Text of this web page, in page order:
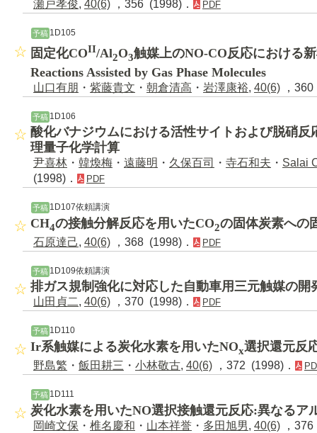
瀬戸孝俊, 40(6) ，356 (1998)． PDF
予稿 1D105
固定化COII/Al2O3触媒上のNO-CO反応における
Reactions Assisted by Gas Phase Molecules
山口有朋 ・ 紫藤貴文 ・ 朝倉清高 ・ 岩澤康裕, 40(6) ，
予稿 1D106
酸化バナジウムにおける活性サイトおよび脱硝反
理量子化学計算
尹喜林 ・ 韓煥梅 ・ 遠藤明 ・ 久保百司 ・ 寺石和夫 ・ Salai
(1998)．
PDF
予稿 1D107依頼講演
CH4の接触分解反応を用いたCO2の固体炭素への
石原達己, 40(6) ，368 (1998)． PDF
予稿 1D109依頼講演
排ガス規制強化に対応した自動車用三元触媒の開
山田貞二, 40(6) ，370 (1998)． PDF
予稿 1D110
Ir系触媒による炭化水素を用いたNOx選択還元反
野島繁 ・ 飯田耕三 ・ 小林敬古, 40(6) ，372 (1998)．
予稿 1D111
炭化水素を用いたNO選択接触還元反応:異なるア
岡崎文保 ・ 椎名慶和 ・ 山本祥誉 ・ 多田旭男, 40(6) ，